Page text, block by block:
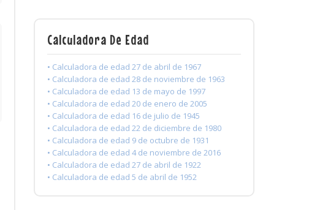
Calculadora De Edad
• Calculadora de edad 27 de abril de 1967
• Calculadora de edad 28 de noviembre de 1963
• Calculadora de edad 13 de mayo de 1997
• Calculadora de edad 20 de enero de 2005
• Calculadora de edad 16 de julio de 1945
• Calculadora de edad 22 de diciembre de 1980
• Calculadora de edad 9 de octubre de 1931
• Calculadora de edad 4 de noviembre de 2016
• Calculadora de edad 27 de abril de 1922
• Calculadora de edad 5 de abril de 1952